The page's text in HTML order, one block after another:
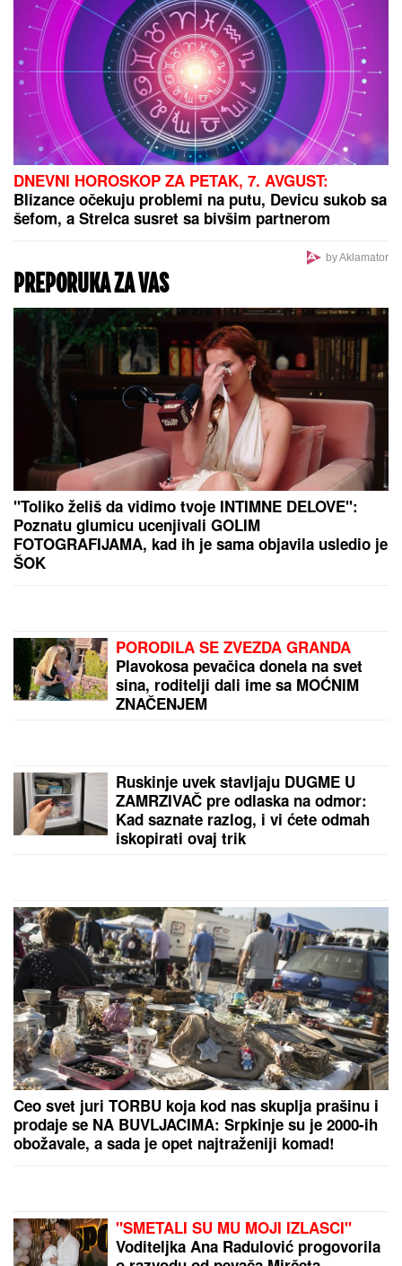
KAKAV POTEZ ARGENTINE:Vicešampion sveta
podržao Đanija Infantina
Brat i snajka Teodore Džehverović
pazarili luks stan u Dubaiju: "Plan
nam je bio potpuno drugačiji, ali..."
SRPSKOM REPREZENTATIVCU
DEMOLIRAN AUTOSaša Lukić bio u
inostranstvu kada su mu polupana
stakla na skupocenom "bentliju"
STIŽE ZIMA KAKVU DUGO NISMO VIDELI:
Stručnjaci zabeležili dva fenomena, evo šta čeka
Evropu od decembra
NOVIDETALjI JEZIVOG UBISTVA NA NOVOM
BEOGRADU: Komšije progovorile, tvrde da je ovo
DNEVNI HOROSKOP ZA PETAK, 7. AVGUST:
Blizance očekuju problemi na putu, Devicu sukob sa
šefom, a Strelca susret sa bivšim partnerom
by Aklamator
PREPORUKA ZA VAS